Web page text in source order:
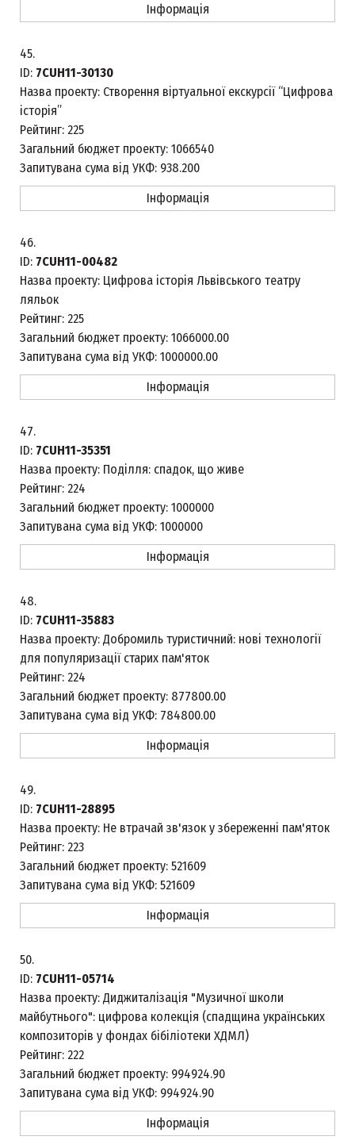
Інформація
45.
ID: 7CUH11-30130
Назва проекту: Створення віртуальної екскурсії “Цифрова
історія”
Рейтинг: 225
Загальний бюджет проекту: 1066540
Запитувана сума від УКФ: 938.200
Інформація
46.
ID: 7CUH11-00482
Назва проекту: Цифрова історія Львівського театру
ляльок
Рейтинг: 225
Загальний бюджет проекту: 1066000.00
Запитувана сума від УКФ: 1000000.00
Інформація
47.
ID: 7CUH11-35351
Назва проекту: Поділля: спадок, що живе
Рейтинг: 224
Загальний бюджет проекту: 1000000
Запитувана сума від УКФ: 1000000
Інформація
48.
ID: 7CUH11-35883
Назва проекту: Добромиль туристичний: нові технології
для популяризації старих пам'яток
Рейтинг: 224
Загальний бюджет проекту: 877800.00
Запитувана сума від УКФ: 784800.00
Інформація
49.
ID: 7CUH11-28895
Назва проекту: Не втрачай зв'язок у збереженні пам'яток
Рейтинг: 223
Загальний бюджет проекту: 521609
Запитувана сума від УКФ: 521609
Інформація
50.
ID: 7CUH11-05714
Назва проекту: Диджиталізація "Музичної школи
майбутнього": цифрова колекція (спадщина українських
композиторів у фондах бібіліотеки ХДМЛ)
Рейтинг: 222
Загальний бюджет проекту: 994924.90
Запитувана сума від УКФ: 994924.90
Інформація